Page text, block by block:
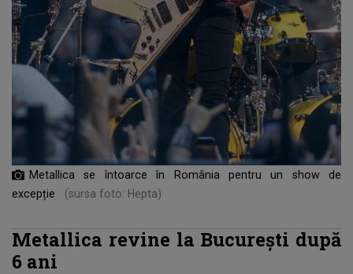
Metallica se întoarce în România pentru un show de
excepție
(sursa foto: Hepta)
Metallica revine la București după
6 ani